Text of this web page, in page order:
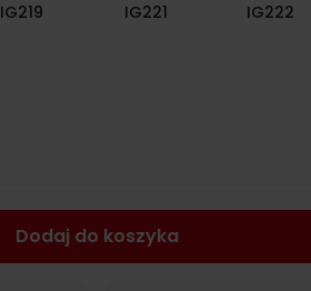
IG219 IG221 IG222
Dodaj do koszyka